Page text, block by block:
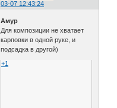
03-07 12:43:24
Амур
Для композиции не хватает
карповки в одной руке, и
подсадка в другой)
+1